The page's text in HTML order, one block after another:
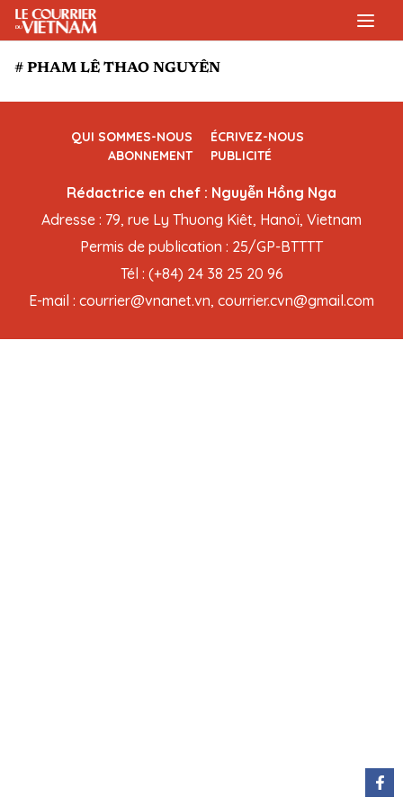
# PHAM LÊ THAO NGUYÊN
QUI SOMMES-NOUS
ÉCRIVEZ-NOUS
ABONNEMENT
PUBLICITÉ
Rédactrice en chef : Nguyễn Hồng Nga
Adresse : 79, rue Ly Thuong Kiêt, Hanoï, Vietnam
Permis de publication : 25/GP-BTTTT
Tél : (+84) 24 38 25 20 96
E-mail : courrier@vnanet.vn, courrier.cvn@gmail.com